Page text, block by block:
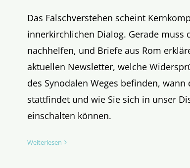
Das Falschverstehen scheint
innerkirchlichen Dialog. Gerade muss
nachhelfen, und Briefe aus Rom
aktuellen Newsletter, welche
des Synodalen Weges befinden, wann
stattfindet und wie Sie sich in unser
einschalten können.
Weiterlesen